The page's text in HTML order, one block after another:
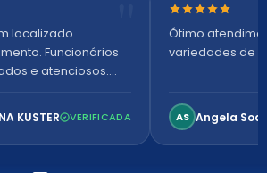
localizado.
Funcionários
e atenciosos.
KUSTER VERIFICADA
Nota 5 de 5
Ótimo
variedades de
AS Angela